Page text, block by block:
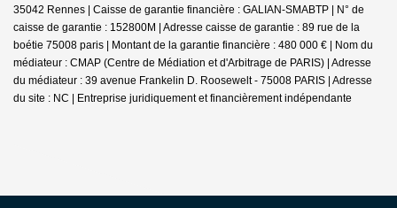
35042 Rennes | Caisse de garantie financière : GALIAN-SMABTP | N° de
caisse de garantie : 152800M | Adresse caisse de garantie : 89 rue de la
boétie 75008 paris | Montant de la garantie financière : 480 000 € | Nom du
médiateur : CMAP (Centre de Médiation et d'Arbitrage de PARIS) | Adresse
du médiateur : 39 avenue Frankelin D. Roosewelt - 75008 PARIS | Adresse
du site : NC | Entreprise juridiquement et financièrement indépendante